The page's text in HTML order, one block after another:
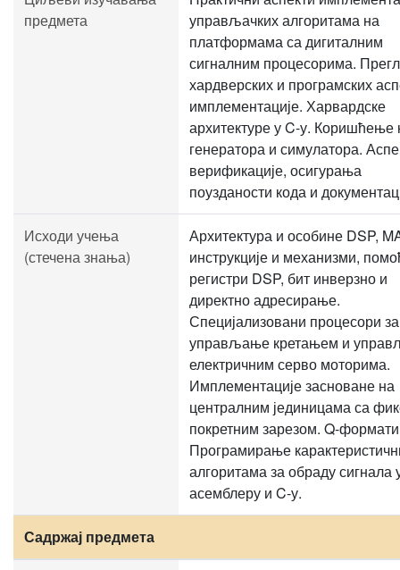
предмета
управљачких алгоритама на
платформама са дигиталним
сигналним процесорима.
хардверских и програмских
имплементације. Харвардске
архитектуре у C-у. Коришћење
генератора и симулатора.
верификације, осигурања
поузданости кода и
Исходи учења
(стечена знања)
Архитектура и особине DSP,
инструкције и механизми,
регистри DSP, бит инверзно и
директно адресирање.
Специјализовани процесори за
управљање кретањем и
електричним серво моторима.
Имплементације засноване на
централним јединицама са
покретним зарезом. Q-
Програмирање
алгоритама за обраду сигнала
асемблеру и C-у.
Садржај предмета